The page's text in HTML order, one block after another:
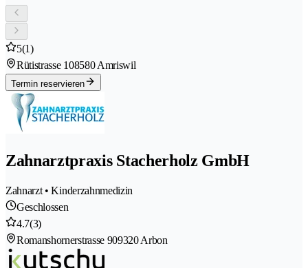
5(1)
Rütistrasse 108580 Amriswil
Termin reservieren
Zahnarztpraxis Stacherholz GmbH
Zahnarzt • Kinderzahnmedizin
Geschlossen
4.7(3)
Romanshornerstrasse 909320 Arbon